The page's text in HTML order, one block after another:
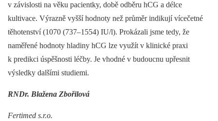
v závislosti na věku pacientky, době odběru hCG a délce
kultivace. Výrazně vyšší hodnoty než průměr indikují vícečetné
těhotenství (1070 (737–1554) IU/l). Prokázali jsme tedy, že
naměřené hodnoty hladiny hCG lze využít v klinické praxi
k predikci úspěšnosti léčby. Je vhodné v budoucnu upřesnit
výsledky dalšími studiemi.
RNDr. Blažena Zbořilová
Fertimed s.r.o.